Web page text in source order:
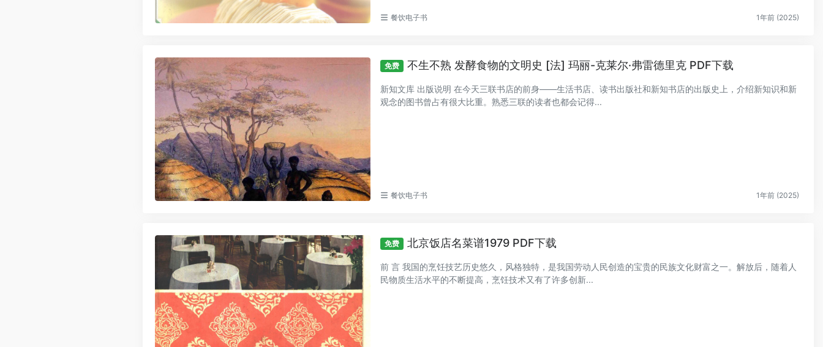
餐饮电子书 1年前 (2025)
免费 不生不熟 发酵食物的文明史 [法] 玛丽-克莱尔·弗雷德里克 PDF下载
新知文库 出版说明 在今天三联书店的前身——生活书店、读书出版社和新知书店的出版史上，介绍新知识和新
观念的图书曾占有很大比重。熟悉三联的读者也都会记得...
餐饮电子书 1年前 (2025)
免费 北京饭店名菜谱1979 PDF下载
前 言 我国的烹饪技艺历史悠久，风格独特，是我国劳动人民创造的宝贵的民族文化财富之一。解放后，随着人
民物质生活水平的不断提高，烹饪技术又有了许多创新...